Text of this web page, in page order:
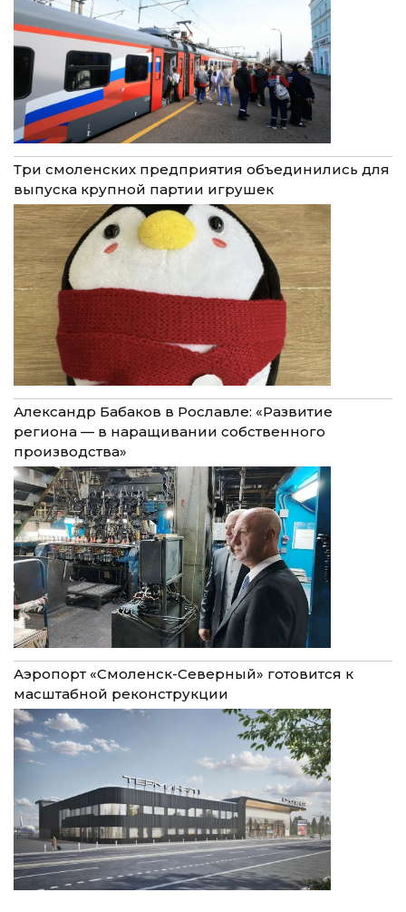
Три смоленских предприятия объединились для
выпуска крупной партии игрушек
Александр Бабаков в Рославле: «Развитие
региона — в наращивании собственного
производства»
Аэропорт «Смоленск-Северный» готовится к
масштабной реконструкции